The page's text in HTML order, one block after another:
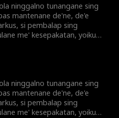
ninggalno tunangane sing
mantenane de'ne, de'e
si pembalap sing
me' kesepakatan, yoiku
ngaku nek
lari sing nganggu selama iki
nyowo bapa'e Viola.
nyepurani sing godo
keluargane? Opo Viola
dunia sing akeh kekangan
ninggalno tunangane sing
mantenane de'ne, de'e
si pembalap sing
me' kesepakatan, yoiku